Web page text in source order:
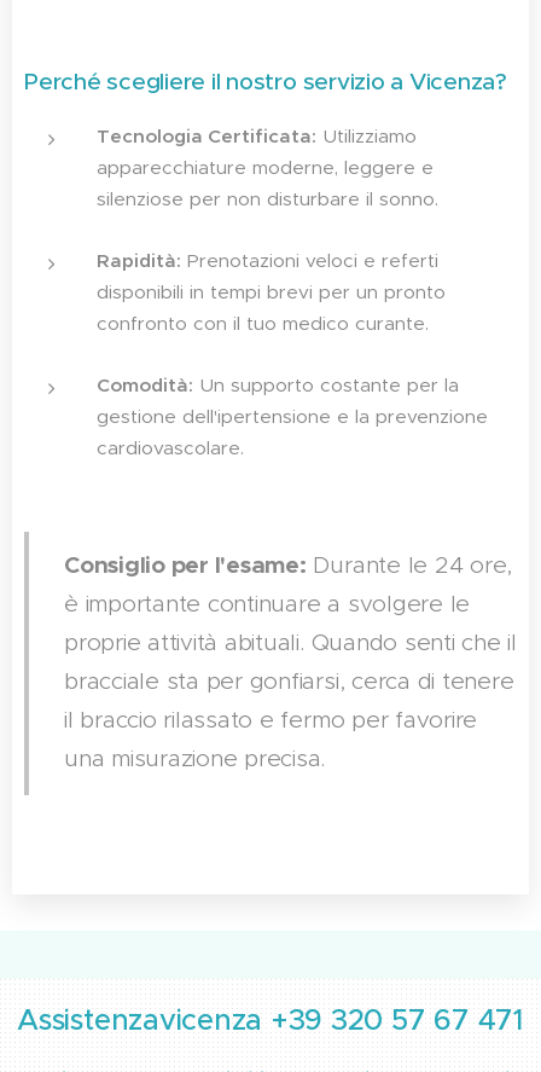
Perché scegliere il nostro servizio a Vicenza?
Tecnologia Certificata: Utilizziamo
apparecchiature moderne, leggere e
silenziose per non disturbare il sonno.
Rapidità: Prenotazioni veloci e referti
disponibili in tempi brevi per un pronto
confronto con il tuo medico curante.
Comodità: Un supporto costante per la
gestione dell'ipertensione e la prevenzione
cardiovascolare.
Consiglio per l'esame: Durante le 24 ore,
è importante continuare a svolgere le
proprie attività abituali. Quando senti che il
bracciale sta per gonfiarsi, cerca di tenere
il braccio rilassato e fermo per favorire
una misurazione precisa.
Assistenzavicenza +39 320 57 67 471